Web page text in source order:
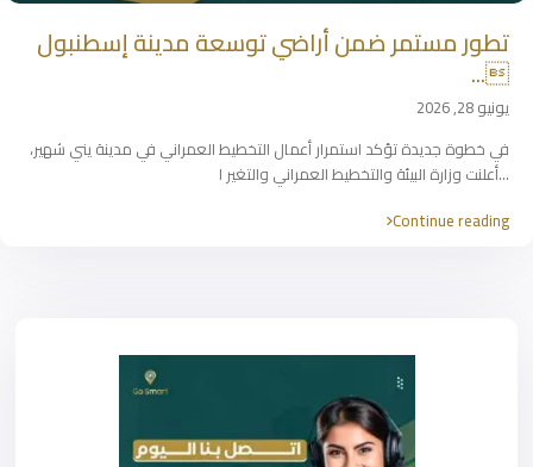
تطور مستمر ضمن أراضي توسعة مدينة إسطنبول
...
يونيو 28, 2026
في خطوة جديدة تؤكد استمرار أعمال التخطيط العمراني في مدينة يني شهير،
أعلنت وزارة البيئة والتخطيط العمراني والتغير ا...
Continue reading